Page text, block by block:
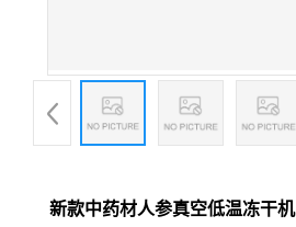
新款中药材人参真空低温冻干机